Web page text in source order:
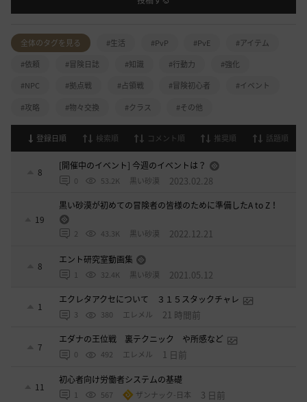
全体のタグを見る #生活 #PvP #PvE
#アイテム
#依頼
#冒険日誌 #知識 #行動力
#強化
#NPC
#拠点戦 #占領戦 #冒険初心者
#イベント
#攻略
#物々交換 #クラス #その他
登録日順 検索順 コメント順 推奨順 話題順
8
[開催中のイベント] 今週のイベントは？
0 53.2K 黒い砂漠 2023.02.28
19
黒い砂漠が初めての冒険者の皆様のために準備したA to Z！
2 43.3K 黒い砂漠 2022.12.21
8
エント研究室動画集
1 32.4K 黒い砂漠 2021.05.12
1
エクレタアクセについて ３１５スタックチャレ
3 380 エレメル 21 時間前
7
エダナの王位戦 裏テクニック や所感など
0 492 エレメル 1 日前
11
初心者向け労働者システムの基礎
1 567 ザンナック-日本 3 日前